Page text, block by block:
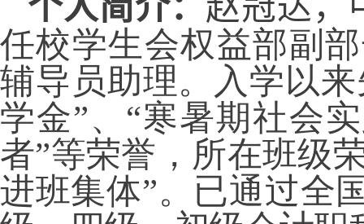
个人简介： 赵冠达，
任校学生会权益部副
辅导员助理。入学以
学金”、“寒暑期社会
者”等荣誉，所在班级
进班集体”。已通过全